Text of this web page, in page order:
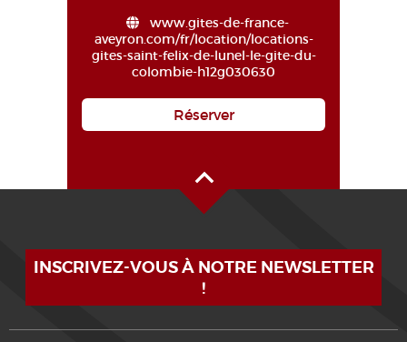
www.gites-de-france-
aveyron.com/fr/location/locations-
gites-saint-felix-de-lunel-le-gite-du-
colombie-h12g030630
Réserver
INSCRIVEZ-VOUS À NOTRE NEWSLETTER
!